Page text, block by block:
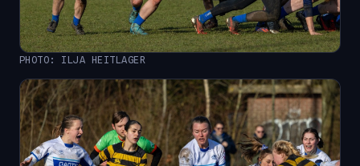
PHOTO: ILJA HEITLAGER